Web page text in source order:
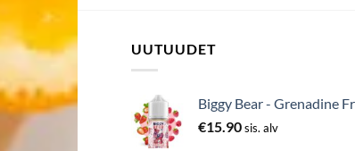
UUTUUDET
Biggy Bear - Grenadine
€15.90sis. alv